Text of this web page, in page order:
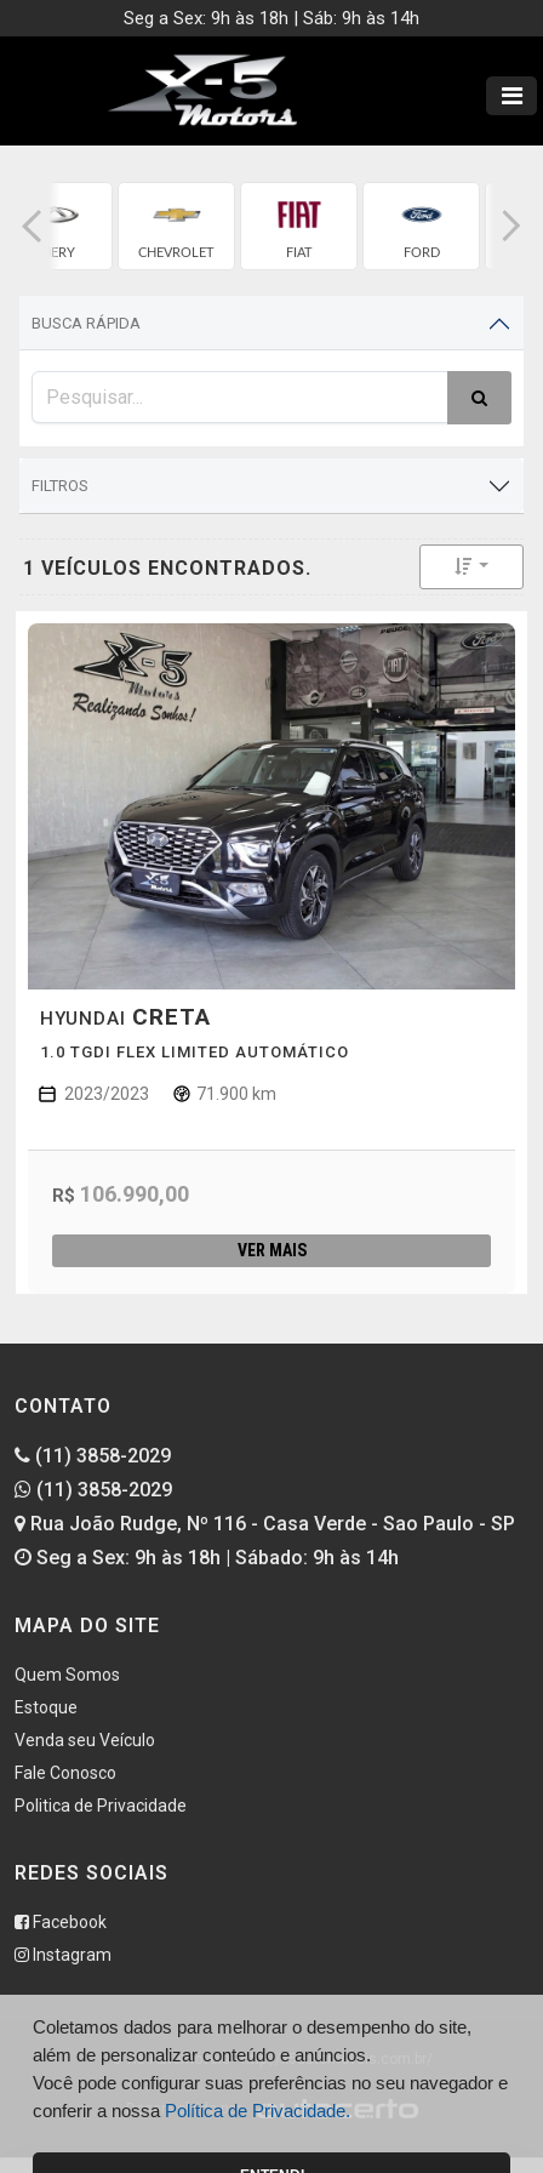
Seg a Sex: 9h às 18h | Sáb: 9h às 14h
CHERY CHEVROLET FIAT FORD
BUSCA RÁPIDA
FILTROS
1 VEÍCULOS ENCONTRADOS. Toggle
HYUNDAI CRETA
1.0 TGDI FLEX LIMITED AUTOMÁTICO
2023/2023 71.900 km
R$ 106.990,00
VER MAIS
CONTATO
(11) 3858-2029
(11) 3858-2029
Rua João Rudge, Nº 116 - Casa Verde - Sao Paulo - SP
Seg a Sex: 9h às 18h | Sábado: 9h às 14h
MAPA DO SITE
Quem Somos
Estoque
Venda seu Veículo
Fale Conosco
Politica de Privacidade
REDES SOCIAIS
Facebook
Instagram
© X5 Automóveis - http://x5automoveis.com.br/
Desenvolvido por
Coletamos dados para melhorar o desempenho do site,
além de personalizar conteúdo e anúncios.
Você pode configurar suas preferências no seu navegador e
conferir a nossa Política de Privacidade.